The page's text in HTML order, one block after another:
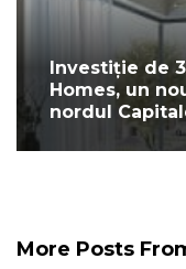
Investiție de
Homes, un
nordul
More Posts